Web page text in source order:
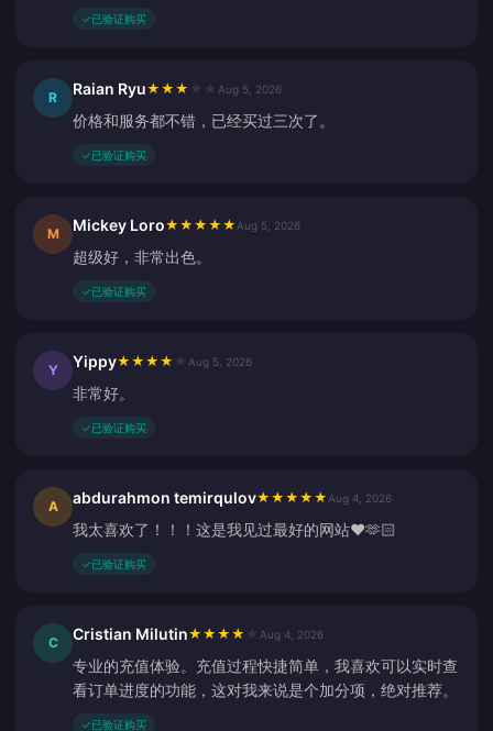
✓已验证购买
R Raian Ryu★ ★ ★ Aug 5, 2026
价格和服务都不错，已经买过三次了。
✓已验证购买
M Mickey Loro★ ★ ★ ★ ★ Aug 5, 2026
超级好，非常出色。
✓已验证购买
Y Yippy★ ★ ★ ★ Aug 5, 2026
非常好。
✓已验证购买
A abdurahmon temirqulov★ ★ ★ ★ ★ Aug 4, 2026
我太喜欢了！！！这是我见过最好的网站❤️🫶🏻
✓已验证购买
C Cristian Milutin★ ★ ★ ★ Aug 4, 2026
专业的充值体验。充值过程快捷简单，我喜欢可以实时查
看订单进度的功能，这对我来说是个加分项，绝对推荐。
✓已验证购买